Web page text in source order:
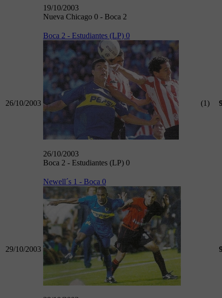
19/10/2003
Nueva Chicago 0 - Boca 2
26/10/2003
Boca 2 - Estudiantes (LP) 0
26/10/2003
Boca 2 - Estudiantes (LP) 0
(1)
29/10/2003
Newell´s 1 - Boca 0